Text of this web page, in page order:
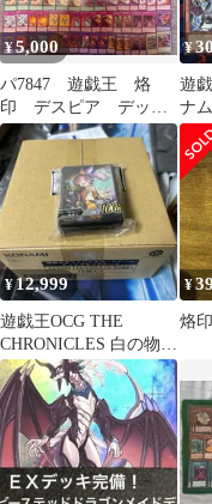
¥5,000
パ7847 遊戯王 烙
印 デスピア デッ
キ パーツ
¥
遊
ナ
ル
ル
¥12,999
遊戯王OCG THE
CHRONICLES 白の物語
2 スリーブ
¥
烙